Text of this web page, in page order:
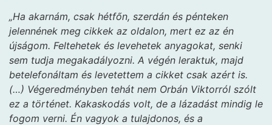
„Ha akarnám, csak hétfőn, szerdán és pénteken
jelennének meg cikkek az oldalon, mert ez az én
újságom. Feltehetek és levehetek anyagokat, senki
sem tudja megakadályozni. A végén leraktuk, majd
betelefonáltam és levetettem a cikket csak azért is.
(…) Végeredményben tehát nem Orbán Viktorról szólt
ez a történet. Kakaskodás volt, de a lázadást mindig le
fogom verni. Én vagyok a tulajdonos, és a